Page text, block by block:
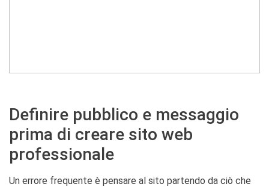
Definire pubblico e messaggio
prima di creare sito web
professionale
Un errore frequente è pensare al sito partendo da ciò che